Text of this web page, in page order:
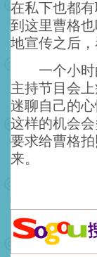
在私下也都
到这里曹格
地宣传之后，
一个小时的
主持节目会
迷聊自己的
这样的机会
要求给曹格
来。